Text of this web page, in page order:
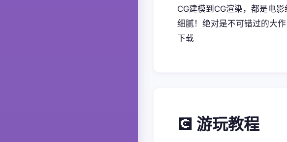
CG建模到CG渲染，都是电
细腻！绝对是不可错过的大
下载
💽 游玩教程